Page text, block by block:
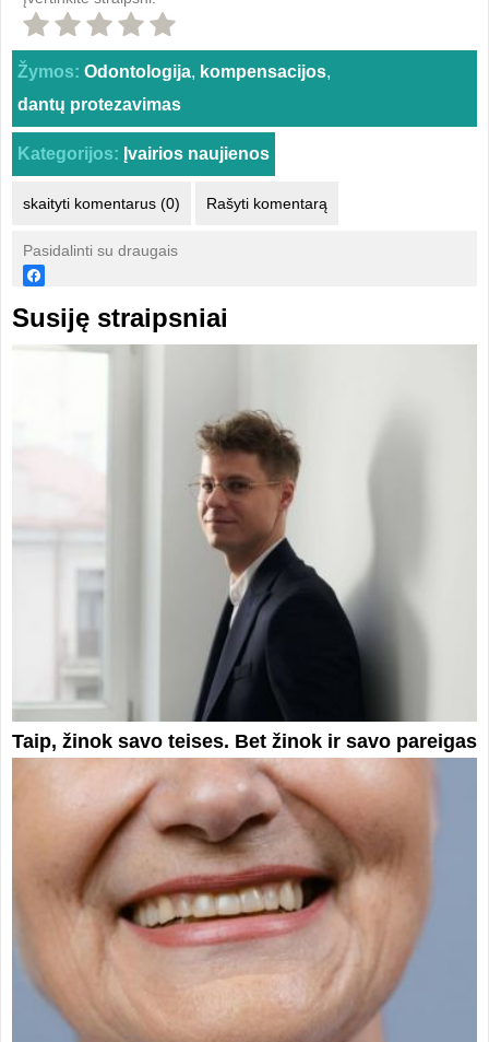
Žymos: Odontologija, kompensacijos,
dantų protezavimas
Kategorijos: Įvairios naujienos
skaityti komentarus (0) Rašyti komentarą
Pasidalinti su draugais
Susiję straipsniai
Taip, žinok savo teises. Bet žinok ir savo pareigas